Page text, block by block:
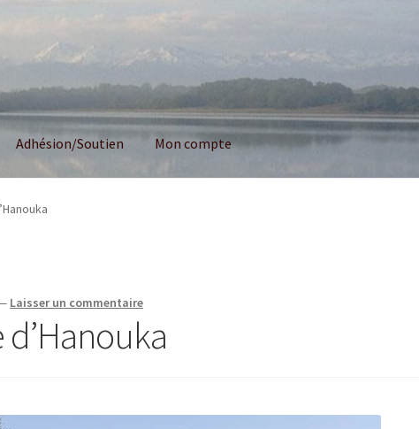
Adhésion/Soutien Mon compte
Laisser un commentaire